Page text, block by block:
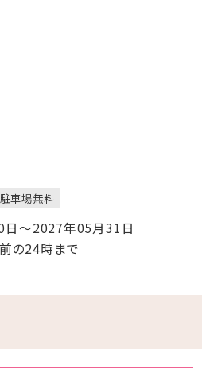
駐車場無料
日～2027年05月31日
の24時まで